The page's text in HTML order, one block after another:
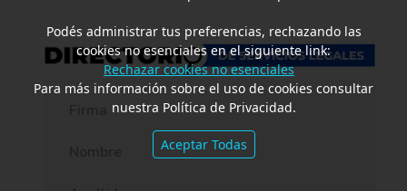
Podés administrar tus preferencias, rechazando las
cookies no esenciales en el siguiente link:
Rechazar cookies no esenciales
Para más información sobre el uso de cookies consultar
nuestra Política de Privacidad.
Aceptar Todas